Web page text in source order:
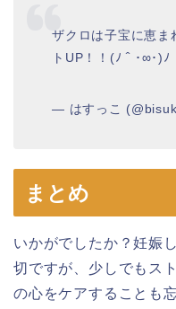
ザクロは子宝に恵ま
トUP！！(ﾉ＾･∞･)ﾉ
— はすっこ
まとめ
いかがでしたか？妊娠
切ですが、少しでもス
の心をケアすることも